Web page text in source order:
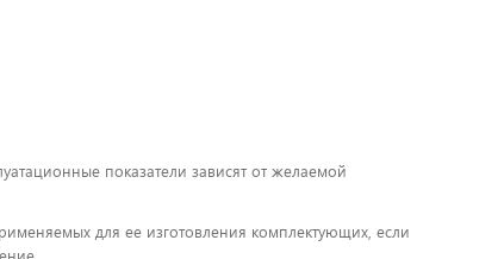
показатели зависят от желаемой
для ее изготовления комплектующих, если